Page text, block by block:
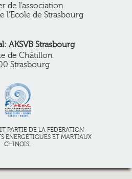
de l’association
l’Ecole de Strasbourg
AKSVB Strasbourg
de Châtillon
Strasbourg
PARTIE DE LA FÉDÉRATION
ENERGÉTIQUES ET MARTIAUX
CHINOIS.